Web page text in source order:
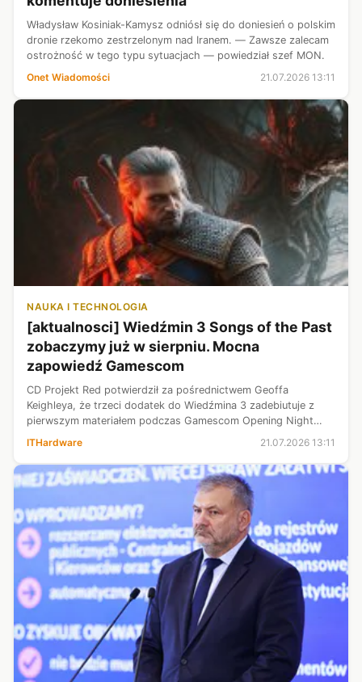
Władysław Kosiniak-Kamysz odniósł się do doniesień o polskim
dronie rzekomo zestrzelonym nad Iranem. — Zawsze zalecam
ostrożność w tego typu sytuacjach — powiedział szef MON.
Onet Wiadomości
21.07.2026 13:11
NAUKA I TECHNOLOGIA
[aktualnosci] Wiedźmin 3 Songs of the Past
zobaczymy już w sierpniu. Mocna
zapowiedź Gamescom
CD Projekt Red potwierdził za pośrednictwem Geoffa
Keighleya, że trzeci dodatek do Wiedźmina 3 zadebiutuje z
pierwszym materiałem podczas Gamescom Opening Night
Live 25 sierpnia. To oznacza, że po trzech miesiącach
ITHardware 21.07.2026 13:11